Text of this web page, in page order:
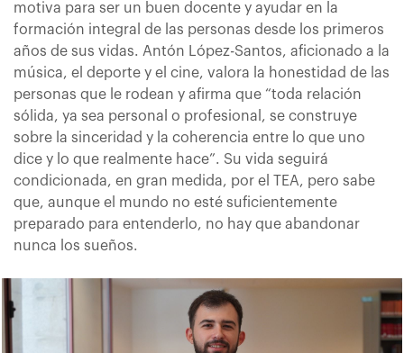
motiva para ser un buen docente y ayudar en la
formación integral de las personas desde los primeros
años de sus vidas. Antón López-Santos, aficionado a la
música, el deporte y el cine, valora la honestidad de las
personas que le rodean y afirma que “toda relación
sólida, ya sea personal o profesional, se construye
sobre la sinceridad y la coherencia entre lo que uno
dice y lo que realmente hace”. Su vida seguirá
condicionada, en gran medida, por el TEA, pero sabe
que, aunque el mundo no esté suficientemente
preparado para entenderlo, no hay que abandonar
nunca los sueños.